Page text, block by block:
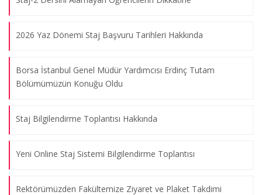
2026 Yaz Dönemi Staj Başvuru Tarihleri Hakkında
Borsa İstanbul Genel Müdür Yardımcısı Erdinç Tutam
Bölümümüzün Konuğu Oldu
Staj Bilgilendirme Toplantısı Hakkında
Yeni Online Staj Sistemi Bilgilendirme Toplantısı
Rektörümüzden Fakültemize Ziyaret ve Plaket Takdimi